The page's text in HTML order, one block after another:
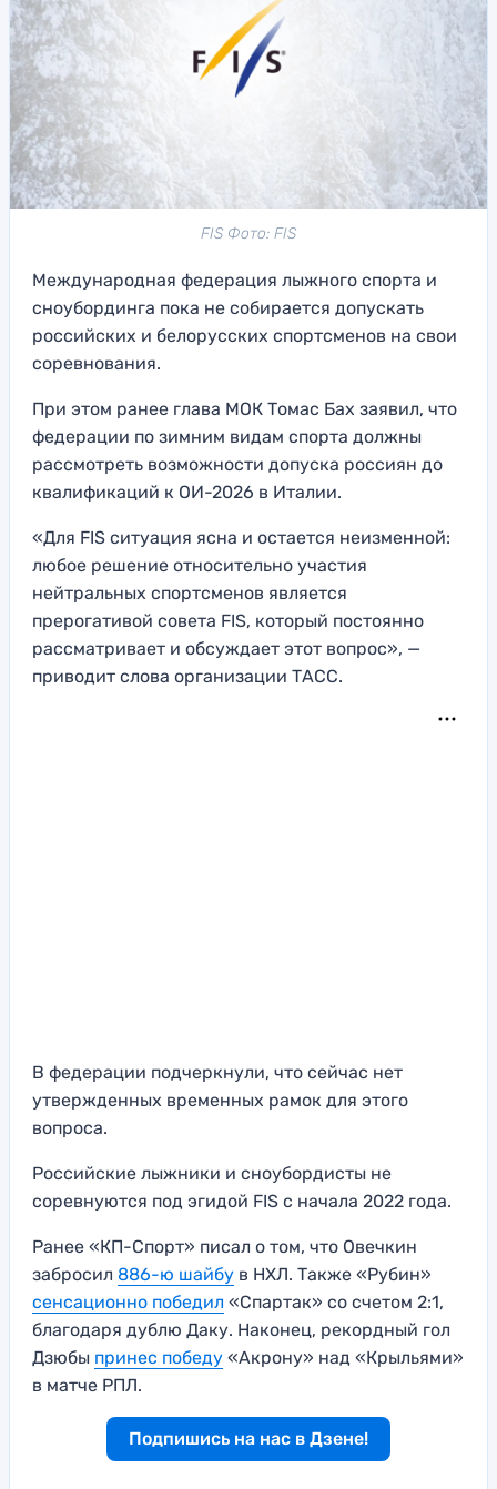
FIS Фото: FIS
Международная федерация лыжного спорта и
сноубординга пока не собирается допускать
российских и белорусских спортсменов на свои
соревнования.
При этом ранее глава МОК Томас Бах заявил, что
федерации по зимним видам спорта должны
рассмотреть возможности допуска россиян до
квалификаций к ОИ-2026 в Италии.
«Для FIS ситуация ясна и остается неизменной:
любое решение относительно участия
нейтральных спортсменов является
прерогативой совета FIS, который постоянно
рассматривает и обсуждает этот вопрос», —
приводит слова организации ТАСС.
В федерации подчеркнули, что сейчас нет
утвержденных временных рамок для этого
вопроса.
Российские лыжники и сноубордисты не
соревнуются под эгидой FIS с начала 2022 года.
Ранее «КП-Спорт» писал о том, что Овечкин
забросил 886-ю шайбу в НХЛ. Также «Рубин»
сенсационно победил «Спартак» со счетом 2:1,
благодаря дублю Даку. Наконец, рекордный гол
Дзюбы принес победу «Акрону» над «Крыльями»
в матче РПЛ.
Подпишись на нас в Дзене!